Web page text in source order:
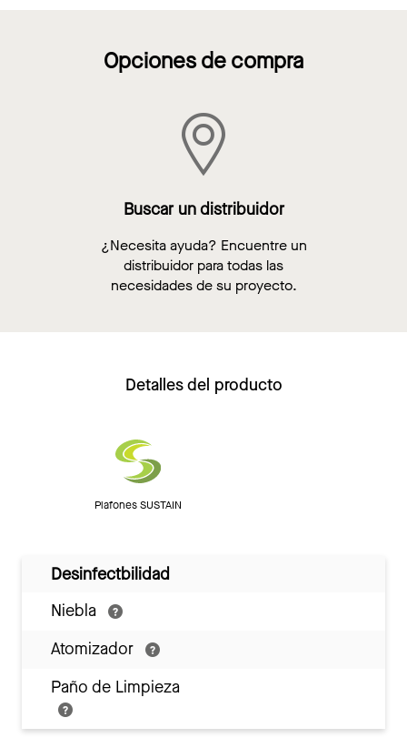
Opciones de compra
Buscar un distribuidor
¿Necesita ayuda? Encuentre un
distribuidor para todas las
necesidades de su proyecto.
Detalles del producto
Plafones SUSTAIN
Desinfectbilidad
Niebla
Atomizador
Paño de Limpieza